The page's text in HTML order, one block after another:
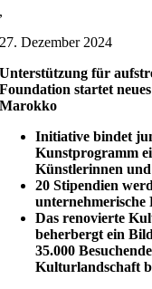
,
27. Dezember 2024
Unterstützung für
Foundation startet
Marokko
Initiative bindet
Kunstprogramm
Künstlerinnen
20 Stipendien
unternehmerische
Das renovierte
beherbergt ein
35.000
Kulturlandschaft